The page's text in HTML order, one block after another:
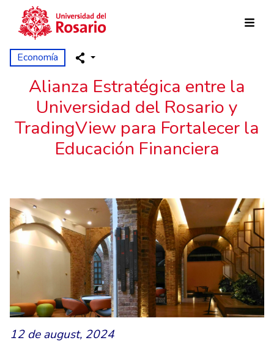
Skip to main content
Economía
Alianza Estratégica entre la
Universidad del Rosario y
TradingView para Fortalecer la
Educación Financiera
12 de august, 2024